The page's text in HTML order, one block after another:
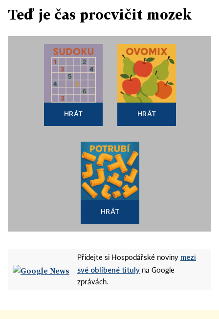
Teď je čas procvičit mozek
HRÁT HRÁT
HRÁT
Přidejte si Hospodářské noviny mezi
své oblíbené tituly na Google
zprávách.